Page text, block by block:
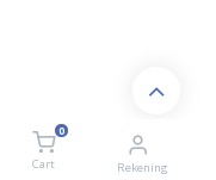
0
Cart Rekening